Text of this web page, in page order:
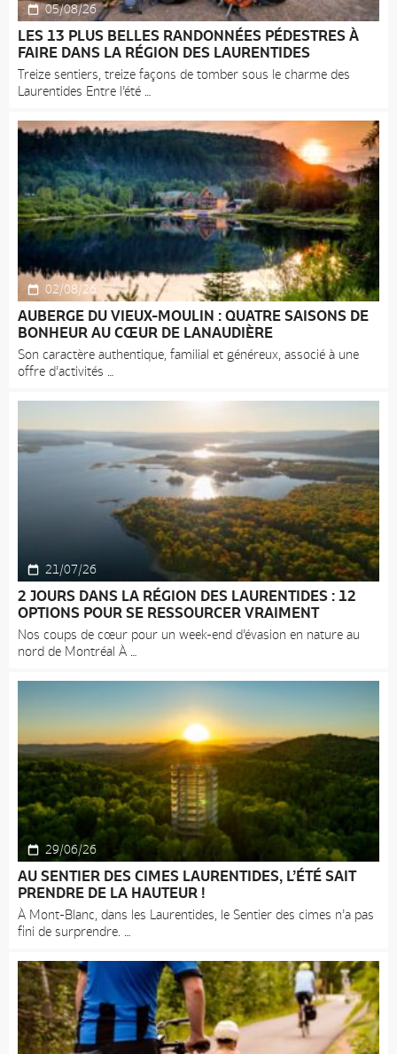
05/08/26
LES 13 PLUS BELLES RANDONNÉES PÉDESTRES À
FAIRE DANS LA RÉGION DES LAURENTIDES
Treize sentiers, treize façons de tomber sous le charme des
Laurentides Entre l’été
02/08/26
AUBERGE DU VIEUX-MOULIN : QUATRE SAISONS DE
BONHEUR AU CŒUR DE LANAUDIÈRE
Son caractère authentique, familial et généreux, associé à une
offre d’activités
21/07/26
2 JOURS DANS LA RÉGION DES LAURENTIDES : 12
OPTIONS POUR SE RESSOURCER VRAIMENT
Nos coups de cœur pour un week-end d’évasion en nature au
nord de Montréal À
29/06/26
AU SENTIER DES CIMES LAURENTIDES, L’ÉTÉ SAIT
PRENDRE DE LA HAUTEUR !
À Mont-Blanc, dans les Laurentides, le Sentier des cimes n’a pas
fini de surprendre.